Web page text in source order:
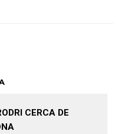
CERCA DE